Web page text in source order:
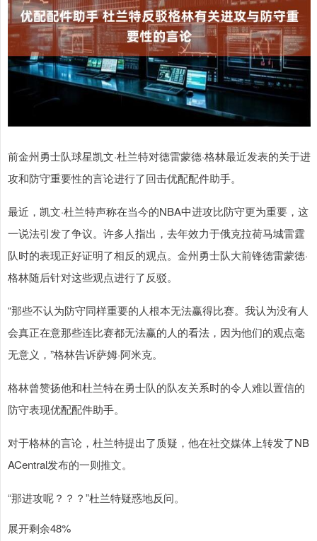
前金州勇士队球星凯文·杜兰特对德雷蒙德·格林最近发表的关于进
攻和防守重要性的言论进行了回击优配配件助手。
最近，凯文·杜兰特声称在当今的NBA中进攻比防守更为重要，这
一说法引发了争议。许多人指出，去年效力于俄克拉荷马城雷霆
队时的表现正好证明了相反的观点。金州勇士队大前锋德雷蒙德·
格林随后针对这些观点进行了反驳。
“那些不认为防守同样重要的人根本无法赢得比赛。我认为没有人
会真正在意那些连比赛都无法赢的人的看法，因为他们的观点毫
无意义，”格林告诉萨姆·阿米克。
格林曾赞扬他和杜兰特在勇士队的队友关系时的令人难以置信的
防守表现优配配件助手。
对于格林的言论，杜兰特提出了质疑，他在社交媒体上转发了NB
ACentral发布的一则推文。
“那进攻呢？？？”杜兰特疑惑地反问。
展开剩余48%